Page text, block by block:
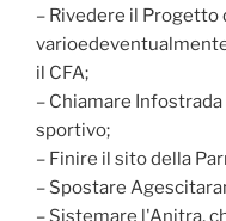
– Rivedere il Progetto
il CFA;
– Chiamare
sportivo;
– Finire il sito della
– Spostare
– Sistemare l'Anitra,